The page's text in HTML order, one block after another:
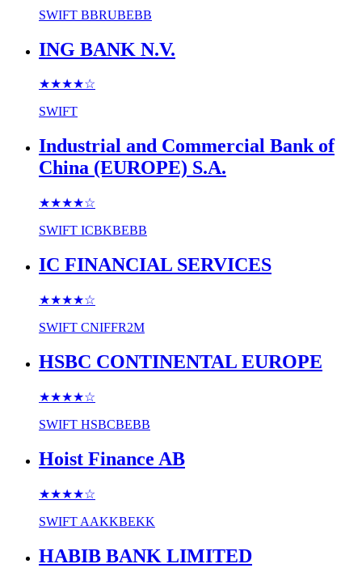
SWIFT BBRUBEBB
ING BANK N.V.
★★★★☆
SWIFT
Industrial and Commercial Bank of
China (EUROPE) S.A.
★★★★☆
SWIFT ICBKBEBB
IC FINANCIAL SERVICES
★★★★☆
SWIFT CNIFFR2M
HSBC CONTINENTAL EUROPE
★★★★☆
SWIFT HSBCBEBB
Hoist Finance AB
★★★★☆
SWIFT AAKKBEKK
HABIB BANK LIMITED